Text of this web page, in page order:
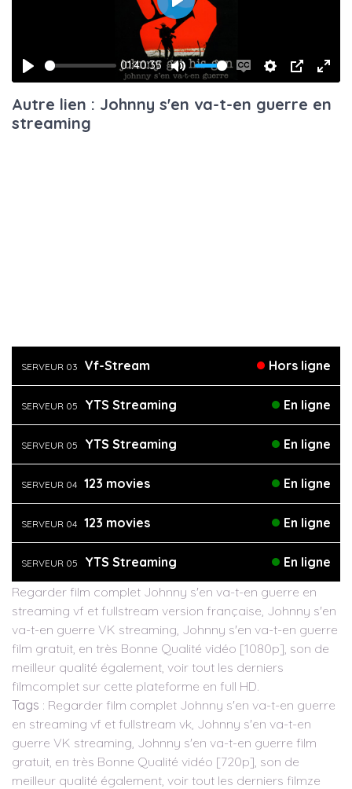
Play
01:40:35
Mute
Enable
captions
Settings
PIP
Play
Autre lien : Johnny s'en va-t-en guerre en
streaming
SERVEUR 03 Vf-Stream Hors ligne
SERVEUR 05 YTS Streaming En ligne
SERVEUR 05 YTS Streaming En ligne
SERVEUR 04 123 movies En ligne
SERVEUR 04 123 movies En ligne
SERVEUR 05 YTS Streaming
En ligne
Regarder film complet Johnny s'en va-t-en guerre en
streaming vf et fullstream version française, Johnny s'en
va-t-en guerre VK streaming, Johnny s'en va-t-en guerre
film gratuit, en très Bonne Qualité vidéo [1080p], son de
meilleur qualité également, voir tout les derniers
filmcomplet sur cette plateforme en full HD.
Tags : Regarder film complet Johnny s'en va-t-en guerre
en streaming vf et fullstream vk, Johnny s'en va-t-en
guerre VK streaming, Johnny s'en va-t-en guerre film
gratuit, en très Bonne Qualité vidéo [720p], son de
meilleur qualité également, voir tout les derniers filmze